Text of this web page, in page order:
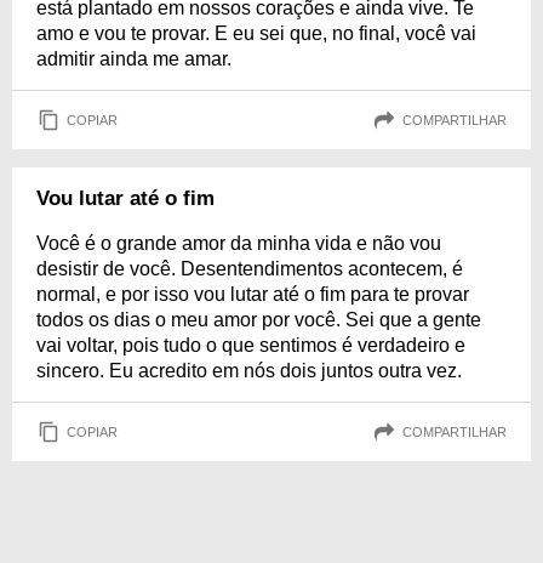
está plantado em nossos corações e ainda vive. Te
amo e vou te provar. E eu sei que, no final, você vai
admitir ainda me amar.
COPIAR COMPARTILHAR
Vou lutar até o fim
Você é o grande amor da minha vida e não vou
desistir de você. Desentendimentos acontecem, é
normal, e por isso vou lutar até o fim para te provar
todos os dias o meu amor por você. Sei que a gente
vai voltar, pois tudo o que sentimos é verdadeiro e
sincero. Eu acredito em nós dois juntos outra vez.
COPIAR COMPARTILHAR